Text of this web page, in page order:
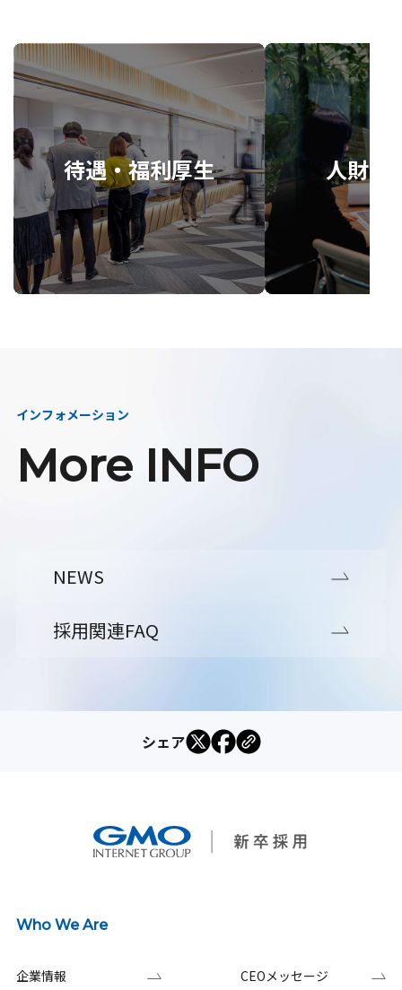
待遇・福利厚生 人財育
インフォメーション
More INFO
NEWS
採用関連FAQ
シェア
Who We Are
企業情報 CEOメッセージ